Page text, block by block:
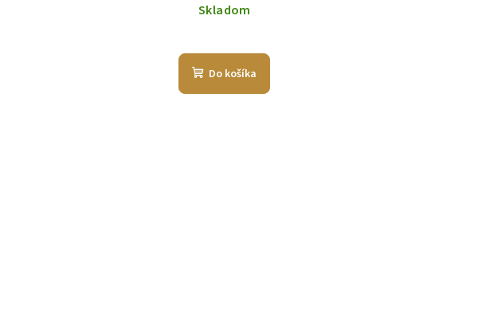
Skladom
Do košíka